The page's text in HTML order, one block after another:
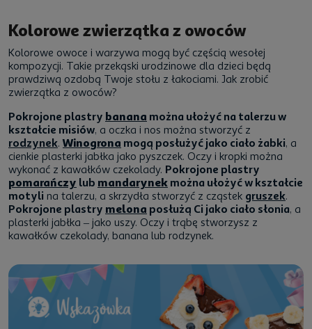
Kolorowe zwierzątka z owoców
Kolorowe owoce i warzywa mogą być częścią wesołej
kompozycji. Takie przekąski urodzinowe dla dzieci będą
prawdziwą ozdobą Twoje stołu z łakociami. Jak zrobić
zwierzątka z owoców?
Pokrojone plastry banana można ułożyć na talerzu w
kształcie misiów, a oczka i nos można stworzyć z
rodzynek. Winogrona mogą posłużyć jako ciało żabki, a
cienkie plasterki jabłka jako pyszczek. Oczy i kropki można
wykonać z kawałków czekolady. Pokrojone plastry
pomarańczy lub mandarynek można ułożyć w kształcie
motyli na talerzu, a skrzydła stworzyć z cząstek gruszek.
Pokrojone plastry melona posłużą Ci jako ciało słonia, a
plasterki jabłka – jako uszy. Oczy i trąbę stworzysz z
kawałków czekolady, banana lub rodzynek.